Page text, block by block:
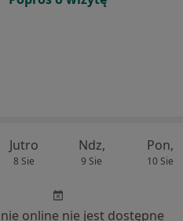
Jutro
8 Sie
Ndz,
9 Sie
Pon,
10 Sie
online nie jest dostępne